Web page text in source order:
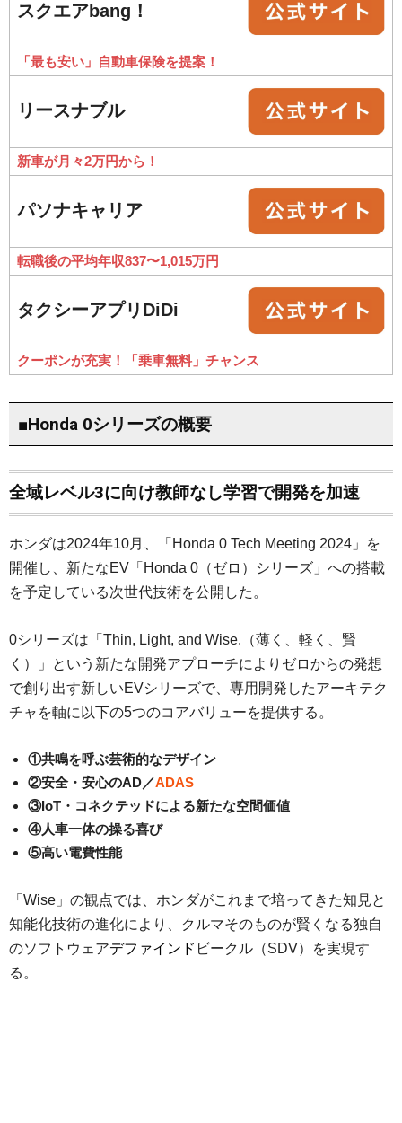
スクエアbang！
「最も安い」自動車保険を提案！
リースナブル
新車が月々2万円から！
パソナキャリア
転職後の平均年収837〜1,015万円
タクシーアプリDiDi
クーポンが充実！「乗車無料」チャンス
■Honda 0シリーズの概要
全域レベル3に向け教師なし学習で開発を加速
ホンダは2024年10月、「Honda 0 Tech Meeting 2024」を
開催し、新たなEV「Honda 0（ゼロ）シリーズ」への搭載
を予定している次世代技術を公開した。
0シリーズは「Thin, Light, and Wise.（薄く、軽く、賢
く）」という新たな開発アプローチによりゼロからの発想
で創り出す新しいEVシリーズで、専用開発したアーキテク
チャを軸に以下の5つのコアバリューを提供する。
①共鳴を呼ぶ芸術的なデザイン
②安全・安心のAD／ADAS
③IoT・コネクテッドによる新たな空間価値
④人車一体の操る喜び
⑤高い電費性能
「Wise」の観点では、ホンダがこれまで培ってきた知見と
知能化技術の進化により、クルマそのものが賢くなる独自
のソフトウェアデファインド ビークル（SDV）を実現す
る。